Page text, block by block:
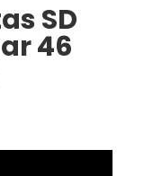
SD
46